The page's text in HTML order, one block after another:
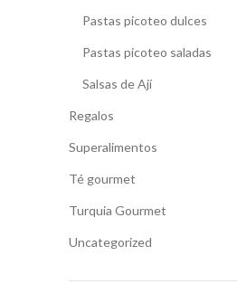
Pastas picoteo dulces
Pastas picoteo saladas
Salsas de Ají
Regalos
Superalimentos
Té gourmet
Turquia Gourmet
Uncategorized